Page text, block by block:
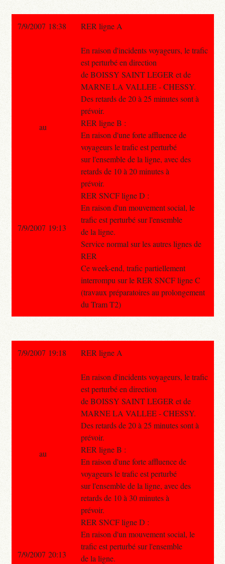
7/9/2007 18:38 RER ligne A
En raison d'incidents voyageurs, le trafic
est perturbé en direction
de BOISSY SAINT LEGER et de
MARNE LA VALLEE - CHESSY.
Des retards de 20 à 25 minutes sont à
prévoir.
RER ligne B :
En raison d'une forte affluence de
voyageurs le trafic est perturbé
sur l'ensemble de la ligne, avec des
retards de 10 à 20 minutes à
prévoir.
RER SNCF ligne D :
En raison d'un mouvement social, le
trafic est perturbé sur l'ensemble
de la ligne.
Service normal sur les autres lignes de
RER
Ce week-end, trafic partiellement
interrompu sur le RER SNCF ligne C
(travaux préparatoires au prolongement
du Tram T2)
au
7/9/2007 19:13
7/9/2007 19:18 RER ligne A
En raison d'incidents voyageurs, le trafic
est perturbé en direction
de BOISSY SAINT LEGER et de
MARNE LA VALLEE - CHESSY.
Des retards de 20 à 25 minutes sont à
prévoir.
RER ligne B :
En raison d'une forte affluence de
voyageurs le trafic est perturbé
sur l'ensemble de la ligne, avec des
retards de 10 à 30 minutes à
prévoir.
RER SNCF ligne D :
En raison d'un mouvement social, le
trafic est perturbé sur l'ensemble
de la ligne.
au
7/9/2007 20:13